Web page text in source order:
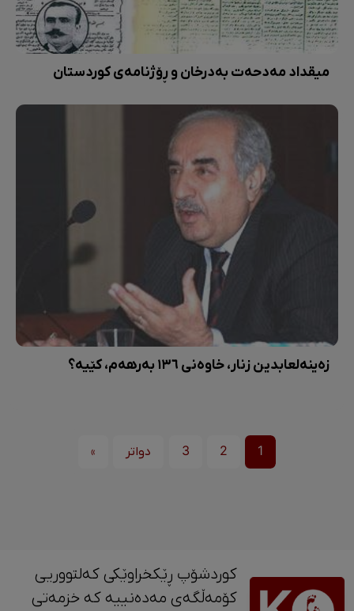
میقداد مەدحەت بەدرخان و ڕۆژنامەی کوردستان
زەینەلعابدین زنار، خاوەنی ١٣٦ بەرهەم، کێیە؟
1
2
3 دواتر »
کوردشۆپ ڕێکخراوێکی کەلتووریی
کۆمەڵگەی مەدەنییە کە خزمەتی